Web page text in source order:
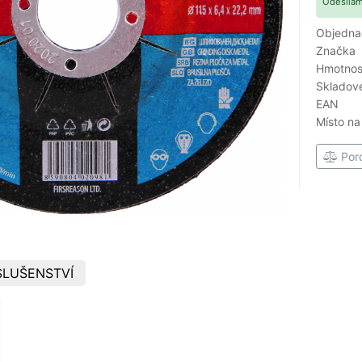
Značka
EAN
Místo